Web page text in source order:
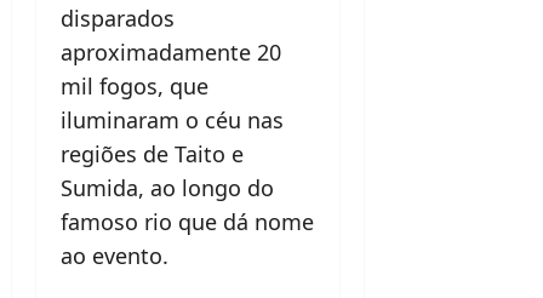
disparados
aproximadamente 20
mil fogos, que
iluminaram o céu nas
regiões de Taito e
Sumida, ao longo do
famoso rio que dá nome
ao evento.